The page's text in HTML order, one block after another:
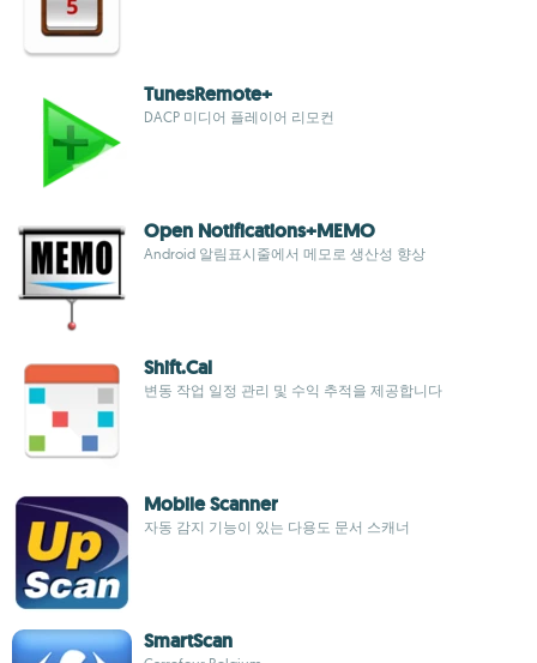
TunesRemote+
DACP 미디어 플레이어 리모컨
Open Notifications+MEMO
Android 알림표시줄에서 메모로 생산성 향상
Shift.Cal
변동 작업 일정 관리 및 수익 추적을 제공합니다
Mobile Scanner
자동 감지 기능이 있는 다용도 문서 스캐너
SmartScan